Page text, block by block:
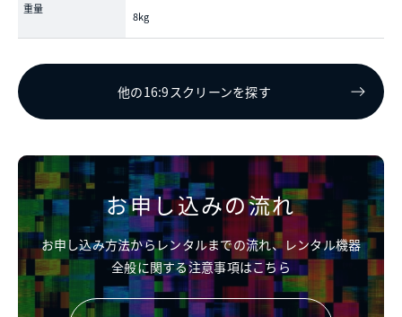
重量
8kg
他の16:9スクリーンを探す
お申し込みの流れ
お申し込み方法からレンタルまでの流れ、レンタル機器
全般に関する注意事項はこちら